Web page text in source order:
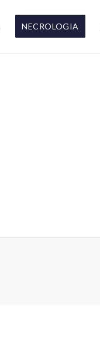
NECROLOGIA